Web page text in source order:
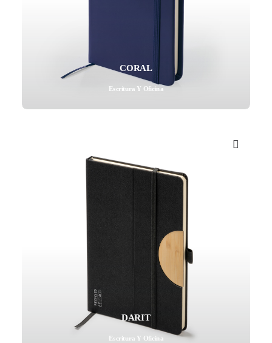
CORAL
Escritura Y Oficina
DARIT
Escritura Y Oficina